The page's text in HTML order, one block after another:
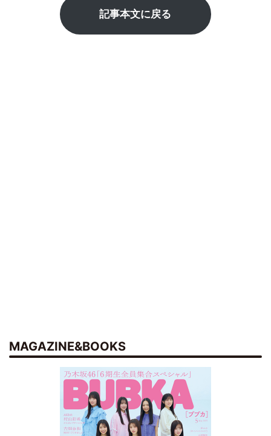
記事本文に戻る
MAGAZINE&BOOKS